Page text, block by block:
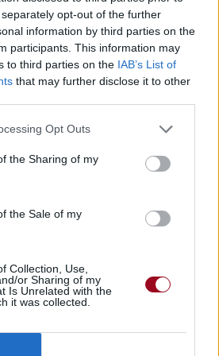
opt-out of the further
information by third parties on the
participants. This information may
to third parties on the IAB’s List of
that may further disclose it to other
Opt Outs
the Sharing of my
the Sale of my
Collection, Use,
or Sharing of my
Is Unrelated with the
it was collected.